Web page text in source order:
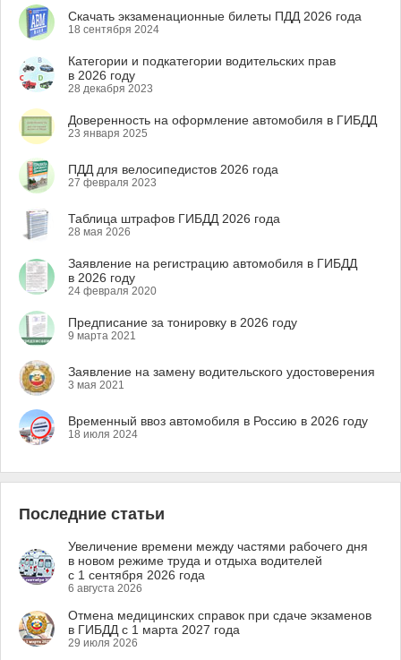
Скачать экзаменационные билеты ПДД 2026 года
18 сентября 2024
Категории и подкатегории водительских прав
в 2026 году
28 декабря 2023
Доверенность на оформление автомобиля в ГИБДД
23 января 2025
ПДД для велосипедистов 2026 года
27 февраля 2023
Таблица штрафов ГИБДД 2026 года
28 мая 2026
Заявление на регистрацию автомобиля в ГИБДД
в 2026 году
24 февраля 2020
Предписание за тонировку в 2026 году
9 марта 2021
Заявление на замену водительского удостоверения
3 мая 2021
Временный ввоз автомобиля в Россию в 2026 году
18 июля 2024
Последние статьи
Увеличение времени между частями рабочего дня
в новом режиме труда и отдыха водителей
с 1 сентября 2026 года
6 августа 2026
Отмена медицинских справок при сдаче экзаменов
в ГИБДД с 1 марта 2027 года
29 июля 2026